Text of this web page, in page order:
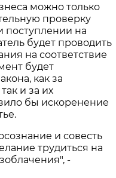
можно только
проверку
поступлении на
будет проводить
на соответствие
будет
как за
и за их
бы искоренение
и совесть
трудиться на
-